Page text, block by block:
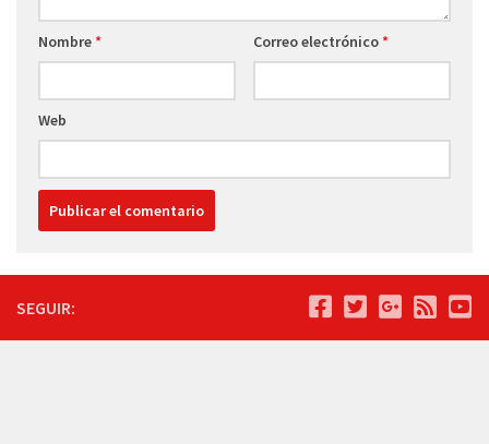
Nombre* Correo electrónico*
Web
SEGUIR: